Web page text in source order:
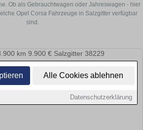
Alle Cookies ablehnen
Datenschutzerklärung
Ob als Gebrauchtwagen oder Jahreswagen - hier
Opel Corsa Fahrzeuge in Salzgitter verfügbar
sind.